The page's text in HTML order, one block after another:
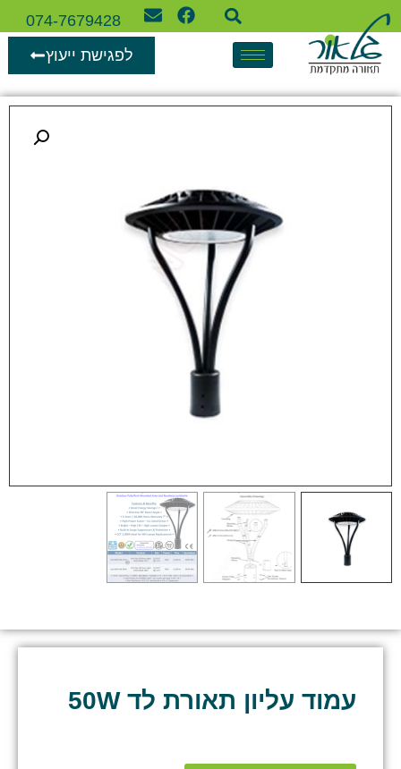
074-7679428
לפגישת ייעוץ
עמוד עליון תאורת לד 50W